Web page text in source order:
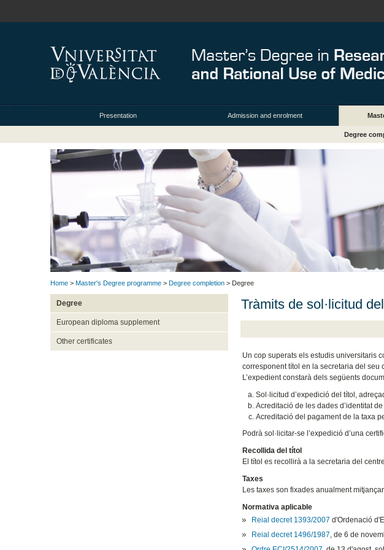
Presentation Admission and enrolment
Degree
Home > Master's Degree programme > Degree completion > Degree
Degree
European diploma supplement
Other certificates
Tràmits de sol·licitud
Un cop superats els estudis universitaris
corresponent títol en la secretaria del seu
L’expedient constarà dels següents
Sol·licitud d’expedició del títol,
Acreditació de les dades d’identitat
Acreditació del pagament de la taxa
Podrà sol·licitar-se l’expedició d’una
Recollida del títol
El títol es recollirà a la secretaria del centre
Taxes
Les taxes son fixades anualment
Normativa aplicable
Reial decret 1393/2007 d'Ordenació
Reial decret 1496/1987 , de 6 de